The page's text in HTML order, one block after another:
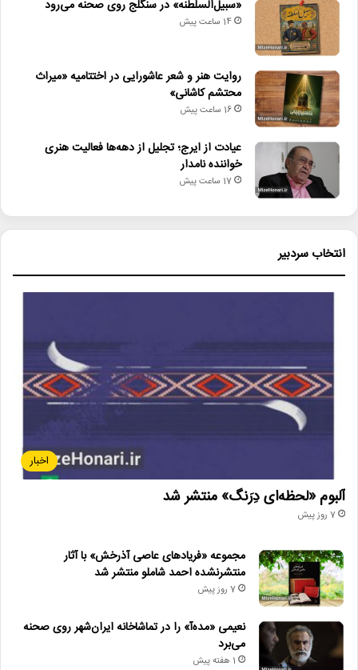
«سبیل‌السلطنه» در سنگلج روی صحنه می‌رود
14 ساعت پیش
روایت هنر و شعر عاشورایی در اختتامیه «میراث
محتشم کاشانی»
16 ساعت پیش
عیادت از ایرج؛ تجلیل از دهه‌ها فعالیت هنری
خواننده نامدار
17 ساعت پیش
انتخاب سردبیر
اخبار
آلبوم «لحظه‌ای دِرَنگ» منتشر شد
7 روز پیش
مجموعه «فریادهای عاصی آذرخش» با آثار
منتشرنشده احمد شاملو منتشر شد
7 روز پیش
نعیمی «مده‌آ» را در تماشاخانه ایران‌شهر روی صحنه
می‌برد
1 هفته پیش